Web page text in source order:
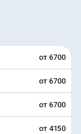
от 6700
от 6700
от 6700
от 4150